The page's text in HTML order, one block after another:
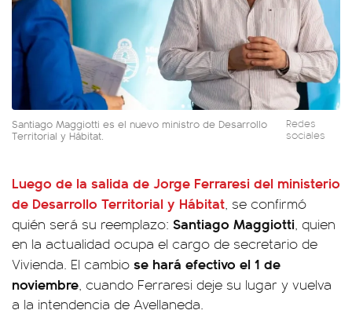
Santiago Maggiotti es el nuevo ministro de Desarrollo
Territorial y Hábitat.
Redes
sociales
Luego de la salida de Jorge Ferraresi del ministerio
de Desarrollo Territorial y Hábitat , se confirmó
quién será su reemplazo: Santiago Maggiotti , quien
en la actualidad ocupa el cargo de secretario de
Vivienda. El cambio se hará efectivo el 1 de
noviembre , cuando Ferraresi deje su lugar y vuelva
a la intendencia de Avellaneda.